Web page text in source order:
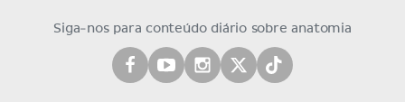
Siga-nos para conteúdo diário sobre anatomia